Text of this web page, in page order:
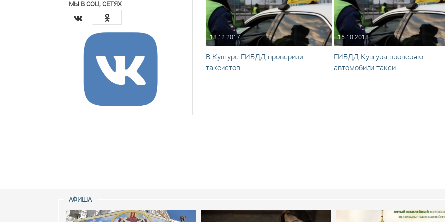
МЫ В СОЦ. СЕТЯХ
18.12.2017
В Кунгуре ГИБДД проверили
таксистов
16.10.2018
ГИБДД Кунгура проверяют
автомобили такси
АФИША